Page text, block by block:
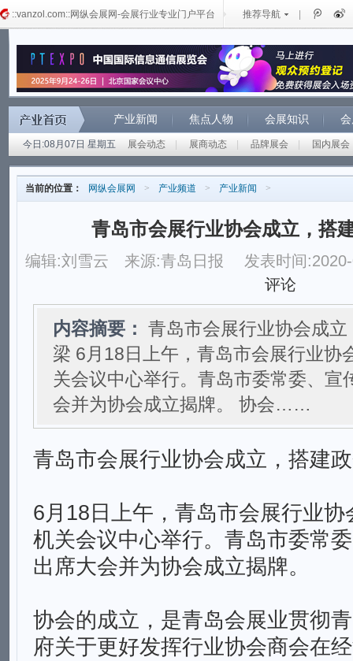
::vanzol.com::网纵会展网-会展行业专业门户平台 推荐导航
产业新闻 焦点人物 会展知识
今日:08月07日 星期五 展会动态 展商动态 品牌展会 国内展会
当前的位置： 网纵会展网 > 产业频道 > 产业新闻 >
青岛市会展行业协会成立，搭
编辑:刘雪云 来源:青岛日报
发表时间
评论
内容摘要： 青岛市会展行业协会成
梁 6月18日上午，青岛市会展行业协
关会议中心举行。青岛市委常委、宣
会并为协会成立揭牌。 协会……
青岛市会展行业协会成立，搭建
6月18日上午，青岛市会展行业
机关会议中心举行。青岛市委常
出席大会并为协会成立揭牌。
协会的成立，是青岛会展业贯彻
府关于更好发挥行业协会商会在